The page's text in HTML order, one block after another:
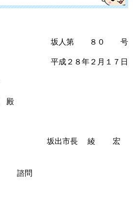
坂人第 ８０ 号
平成２８年２月１７日
坂出市長 綾 宏
諮問